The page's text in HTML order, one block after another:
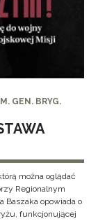
GEN. BRYG.
można oglądać
Regionalnym
Baszaka opowiada o
funkcjonującej